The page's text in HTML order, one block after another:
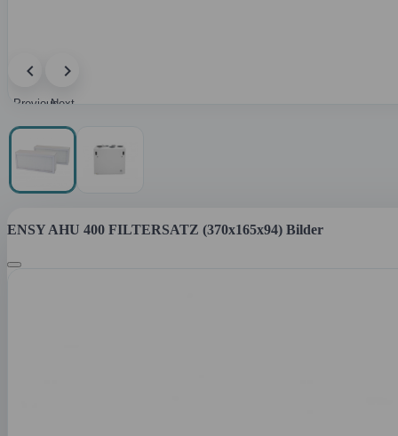
PreviousNext
ENSY AHU 400 FILTERSATZ (370x165x94) Bilder